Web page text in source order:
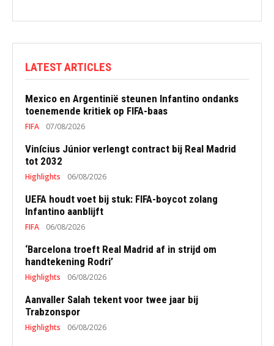
LATEST ARTICLES
Mexico en Argentinië steunen Infantino ondanks
toenemende kritiek op FIFA-baas
FIFA 07/08/2026
Vinícius Júnior verlengt contract bij Real Madrid
tot 2032
Highlights 06/08/2026
UEFA houdt voet bij stuk: FIFA-boycot zolang
Infantino aanblijft
FIFA 06/08/2026
‘Barcelona troeft Real Madrid af in strijd om
handtekening Rodri’
Highlights 06/08/2026
Aanvaller Salah tekent voor twee jaar bij
Trabzonspor
Highlights 06/08/2026